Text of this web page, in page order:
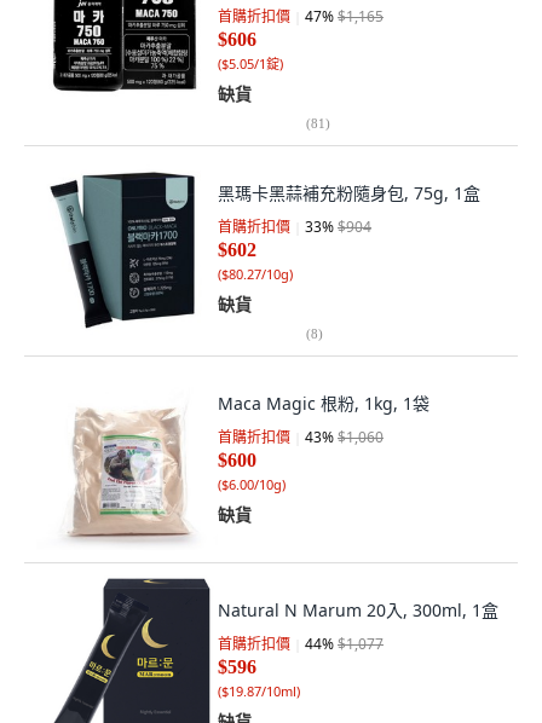
首購折扣價 47%$1,165
$606
($5.05/1錠)
缺貨
(81)
黑瑪卡黑蒜補充粉隨身包, 75g, 1盒
首購折扣價 33%$904
$602
($80.27/10g)
缺貨
(8)
Maca Magic 根粉, 1kg, 1袋
首購折扣價 43%$1,060
$600
($6.00/10g)
缺貨
Natural N Marum 20入, 300ml, 1盒
首購折扣價 44%$1,077
$596
($19.87/10ml)